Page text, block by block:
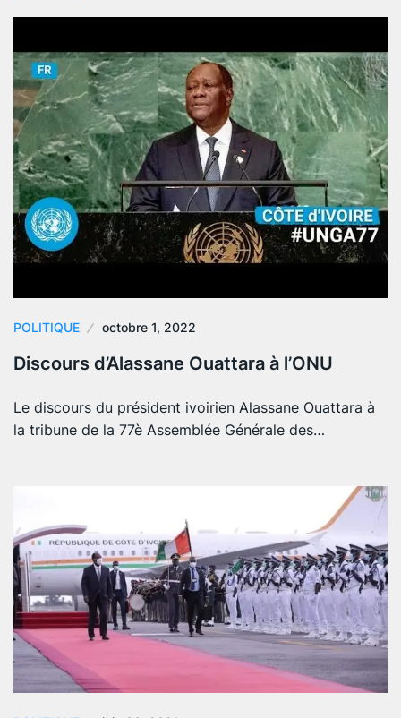
POLITIQUE octobre 1, 2022
Discours d’Alassane Ouattara à l’ONU
Le discours du président ivoirien Alassane Ouattara à
la tribune de la 77è Assemblée Générale des…